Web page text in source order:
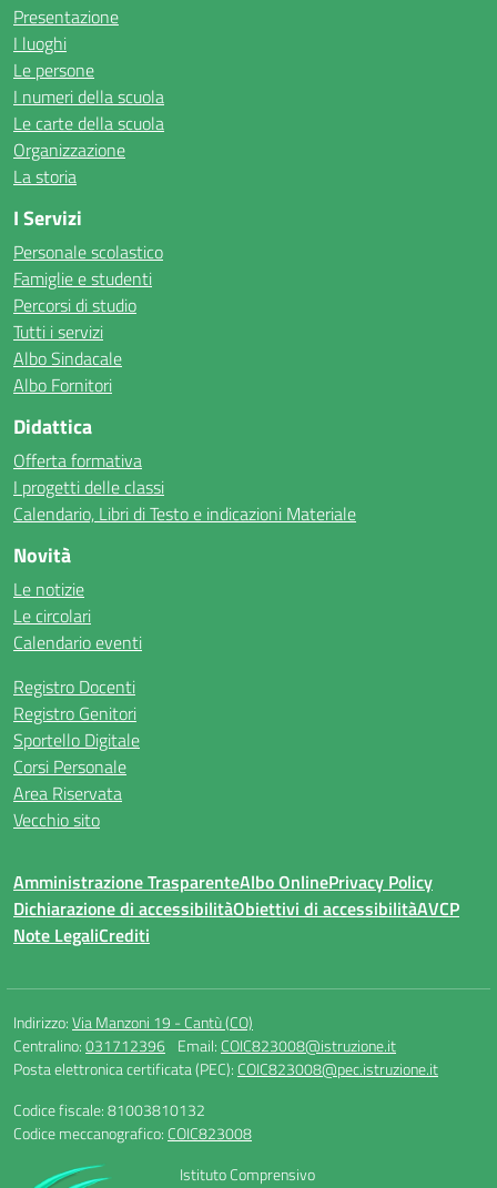
Presentazione
I luoghi
Le persone
I numeri della scuola
Le carte della scuola
Organizzazione
La storia
I Servizi
Personale scolastico
Famiglie e studenti
Percorsi di studio
Tutti i servizi
Albo Sindacale
Albo Fornitori
Didattica
Offerta formativa
I progetti delle classi
Calendario, Libri di Testo e indicazioni Materiale
Novità
Le notizie
Le circolari
Calendario eventi
Registro Docenti
Registro Genitori
Sportello Digitale
Corsi Personale
Area Riservata
Vecchio sito
Amministrazione TrasparenteAlbo OnlinePrivacy Policy
Dichiarazione di accessibilitàObiettivi di accessibilitàAVCP
Note LegaliCrediti
Indirizzo:Via Manzoni 19 - Cantù (CO)
Centralino:031712396 Email: COIC823008@istruzione.it
Posta elettronica certificata (PEC): COIC823008@pec.istruzione.it
Codice fiscale: 81003810132
Codice meccanografico: COIC823008
Istituto Comprensivo